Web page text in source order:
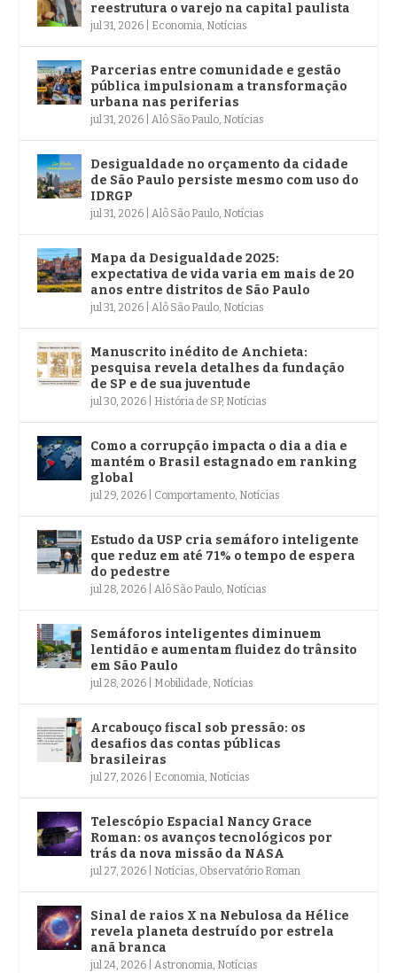
reestrutura o varejo na capital paulista
jul 31, 2026 Economia, Notícias
Parcerias entre comunidade e gestão
pública impulsionam a transformação
urbana nas periferias
jul 31, 2026 |Alô São Paulo, Notícias
Desigualdade no orçamento da cidade
de São Paulo persiste mesmo com uso do
IDRGP
jul 31, 2026 |Alô São Paulo, Notícias
Mapa da Desigualdade 2025:
expectativa de vida varia em mais de 20
anos entre distritos de São Paulo
jul 31, 2026 |Alô São Paulo, Notícias
Manuscrito inédito de Anchieta:
pesquisa revela detalhes da fundação
de SP e de sua juventude
jul 30, 2026 História de SP, Notícias
Como a corrupção impacta o dia a dia e
mantém o Brasil estagnado em ranking
global
jul 29, 2026 Comportamento, Notícias
Estudo da USP cria semáforo inteligente
que reduz em até 71% o tempo de espera
do pedestre
jul 28, 2026 |Alô São Paulo, Notícias
Semáforos inteligentes diminuem
lentidão e aumentam fluidez do trânsito
em São Paulo
jul 28, 2026 Mobilidade, Notícias
Arcabouço fiscal sob pressão: os
desafios das contas públicas
brasileiras
jul 27, 2026 Economia, Notícias
Telescópio Espacial Nancy Grace
Roman: os avanços tecnológicos por
trás da nova missão da NASA
jul 27, 2026 Notícias, Observatório Roman
Sinal de raios X na Nebulosa da Hélice
revela planeta destruído por estrela
anã branca
jul 24, 2026 |Astronomia, Notícias